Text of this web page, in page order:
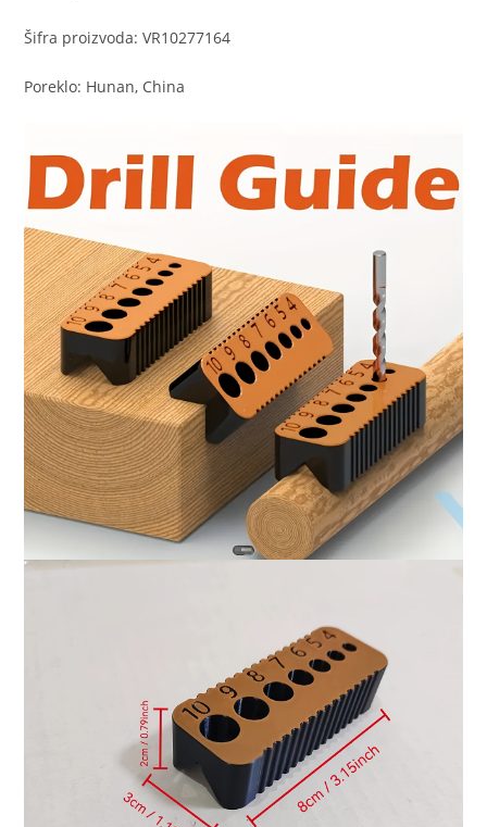
Šifra proizvoda: VR10277164
Poreklo: Hunan, China